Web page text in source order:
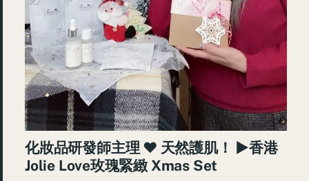
化妝品研發師主理 ♥ 天然護肌！ ►香港
Jolie Love玫瑰緊緻 Xmas Set